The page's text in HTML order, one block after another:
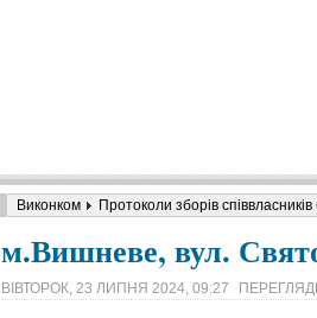
Виконком Протоколи зборів
м.Вишневе, вул.
ВІВТОРОК, 23 ЛИПНЯ 2024, 09:27